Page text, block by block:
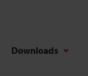
Downloads